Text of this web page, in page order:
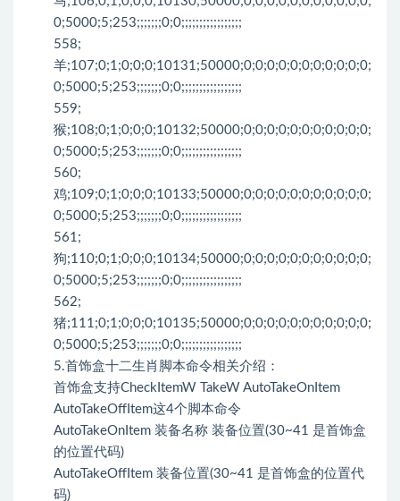
0;5000;5;253;;;;;;;0;0;;;;;;;;;;;;;;;;;
558;
羊;107;0;1;0;0;0;10131;50000;0;0;0;0;0;0;0;0;0;0;0;
0;5000;5;253;;;;;;;0;0;;;;;;;;;;;;;;;;;
559;
猴;108;0;1;0;0;0;10132;50000;0;0;0;0;0;0;0;0;0;0;0;
0;5000;5;253;;;;;;;0;0;;;;;;;;;;;;;;;;;
560;
鸡;109;0;1;0;0;0;10133;50000;0;0;0;0;0;0;0;0;0;0;0;
0;5000;5;253;;;;;;;0;0;;;;;;;;;;;;;;;;;
561;
狗;110;0;1;0;0;0;10134;50000;0;0;0;0;0;0;0;0;0;0;0;
0;5000;5;253;;;;;;;0;0;;;;;;;;;;;;;;;;;
562;
猪;111;0;1;0;0;0;10135;50000;0;0;0;0;0;0;0;0;0;0;0;
0;5000;5;253;;;;;;;0;0;;;;;;;;;;;;;;;;;
5.首饰盒十二生肖脚本命令相关介绍：
首饰盒支持CheckItemW TakeW AutoTakeOnItem
AutoTakeOffItem这4个脚本命令
AutoTakeOnItem 装备名称 装备位置(30~41 是首饰盒
的位置代码)
AutoTakeOffItem 装备位置(30~41 是首饰盒的位置代
码)